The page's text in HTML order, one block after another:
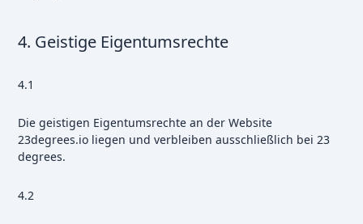
4. Geistige Eigentumsrechte
4.1
Die geistigen Eigentumsrechte an der Website
23degrees.io liegen und verbleiben ausschließlich bei 23
degrees.
4.2